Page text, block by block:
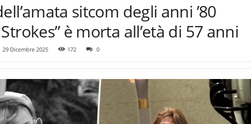
sitcom degli anni ’80
è morta all’età di 57 anni
29 Dicembre 2025 172 0